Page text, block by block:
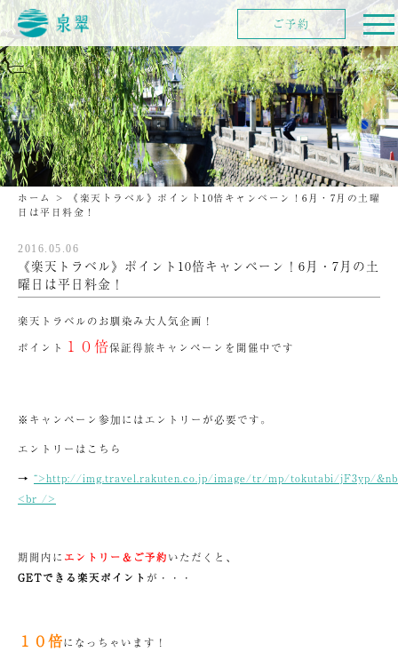
ホーム >
《楽天トラベル》ポイント10倍キャンペーン！6月・7月の土曜
日は平日料金！
2016.05.06
《楽天トラベル》ポイント10倍キャンペーン！6月・7月の土
曜日は平日料金！
楽天トラベルのお馴染み大人気企画！
ポイント １０倍保証得旅キャンペーンを開催中です
※キャンペーン参加にはエントリーが必要です。
エントリーはこちら
→ “>http://img.travel.rakuten.co.jp/image/tr/mp/tokutabi/jF3yp/
<br />
期間内に エントリー＆ご予約いただくと、
GETできる楽天ポイント が・・・
１０倍になっちゃいます！
ご予約